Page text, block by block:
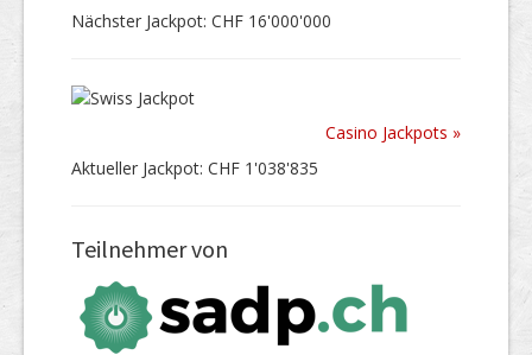
Nächster Jackpot: CHF 16'000'000
Casino Jackpots »
Aktueller Jackpot: CHF 1'038'835
Teilnehmer von